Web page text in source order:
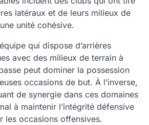
latéraux et de leurs milieux de
unité cohésive.
qui dispose d’arrières
avec des milieux de terrain à
peut dominer la possession
occasions de but. À l’inverse,
de synergie dans ces domaines
à maintenir l’intégrité défensive
les occasions offensives.